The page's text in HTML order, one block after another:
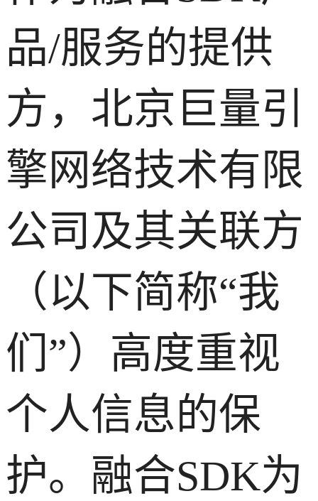
品/服务的提供
方，北京巨量引
擎网络技术有限
公司及其关联方
（以下简称“我
们”）高度重视
个人信息的保
护。融合SDK为